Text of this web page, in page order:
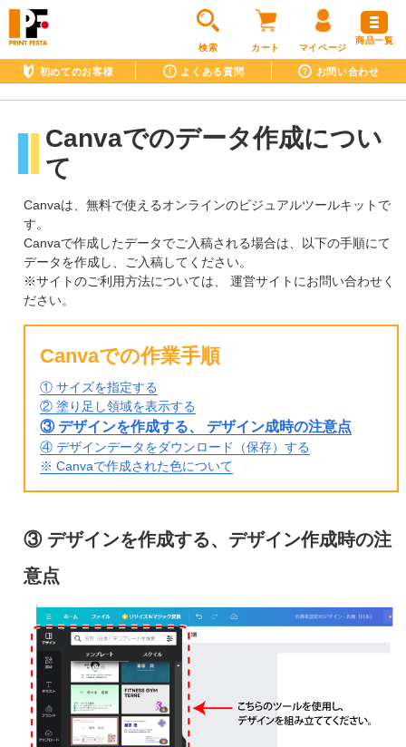
検索 カート マイページ
初めてのお客様 よくある質問 お問い合わせ
商品一覧
Canvaでのデータ作成につい
て
Canvaは、無料で使えるオンラインのビジュアルツールキットで
す。
Canvaで作成したデータでご入稿される場合は、以下の手順にて
データを作成し、ご入稿してください。
※サイトのご利用方法については、 運営サイトにお問い合わせく
ださい。
Canvaでの作業手順
① サイズを指定する
② 塗り足し領域を表示する
③ デザインを作成する、 デザイン成時の注意点
④ デザインデータをダウンロード（保存）する
※ Canvaで作成された色について
③ デザインを作成する、デザイン作成時の注
意点